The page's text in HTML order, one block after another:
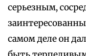
серьезным,
самом деле он